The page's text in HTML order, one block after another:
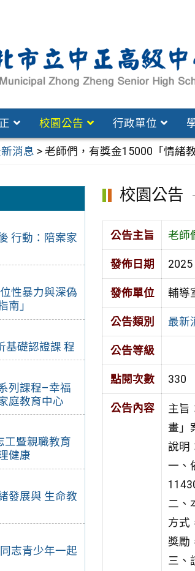
校園公告 行政單位
消息 >老師們，有獎金15000「情緒
行動：陪案家
位性暴力與深偽
南」
基礎認證課 程
列課程–幸福
庭教育中心
工暨親職教育
健康
發展與 生命教
志青少年一起
校園公告
公告主旨 老師
發佈日期 2025
發佈單位 輔導
公告類別 最新
公告等級
點閱次數 330
公告內容
主旨
畫」
說明
一、
二、
方式
獎勵
三、